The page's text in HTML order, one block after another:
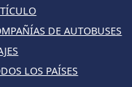
DE AUTOBUSES
LOS PAÍSES